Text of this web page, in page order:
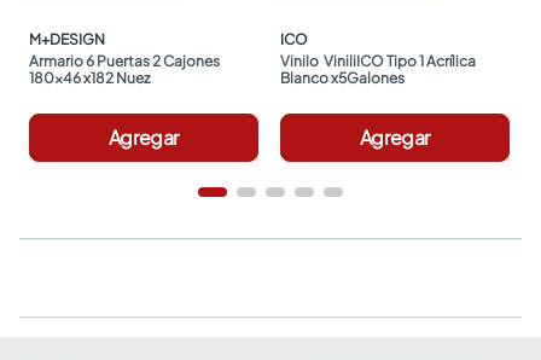
M+DESIGN
Armario 6 Puertas 2 Cajones
180x46 x182 Nuez
Agregar
ICO
Vinilo  ViniliICO Tipo 1 Acrílica
Blanco x5Galones
Agregar